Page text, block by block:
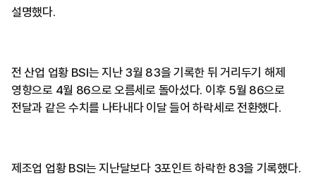
설명했다.
전 산업 업황 BSI는 지난 3월 83을 기록한 뒤 거리두기 해제
영향으로 4월 86으로 오름세로 돌아섰다. 이후 5월 86으로
전달과 같은 수치를 나타내다 이달 들어 하락세로 전환했다.
제조업 업황 BSI는 지난달보다 3포인트 하락한 83을 기록했다.